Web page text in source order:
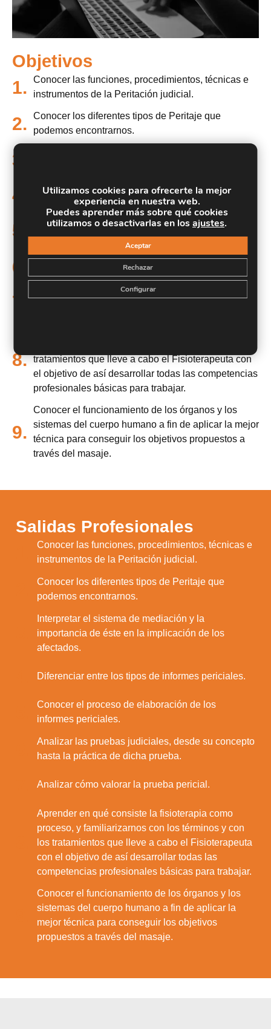
Objetivos
1.
Conocer las funciones, procedimientos, técnicas e
instrumentos de la Peritación judicial.
2.
Conocer los diferentes tipos de Peritaje que
podemos encontrarnos.
3.
4. Diferenciar entre los tipos de informes periciales.
5.
Conocer el proceso de elaboración de los informes
periciales.
6.
Analizar las pruebas judiciales, desde su concepto
hasta la práctica de dicha prueba.
7.
8. tratamientos que lleve a cabo el Fisioterapeuta con
el objetivo de así desarrollar todas las competencias
profesionales básicas para trabajar.
9.
Conocer el funcionamiento de los órganos y los
sistemas del cuerpo humano a fin de aplicar la mejor
técnica para conseguir los objetivos propuestos a
través del masaje.
Salidas Profesionales
Conocer las funciones, procedimientos, técnicas e
instrumentos de la Peritación judicial.
Conocer los diferentes tipos de Peritaje que
podemos encontrarnos.
Interpretar el sistema de mediación y la
importancia de éste en la implicación de los
afectados.
Diferenciar entre los tipos de informes periciales.
Conocer el proceso de elaboración de los
informes periciales.
Analizar las pruebas judiciales, desde su concepto
hasta la práctica de dicha prueba.
Analizar cómo valorar la prueba pericial.
Aprender en qué consiste la fisioterapia como
proceso, y familiarizarnos con los términos y con
los tratamientos que lleve a cabo el Fisioterapeuta
con el objetivo de así desarrollar todas las
competencias profesionales básicas para trabajar.
Conocer el funcionamiento de los órganos y los
sistemas del cuerpo humano a fin de aplicar la
mejor técnica para conseguir los objetivos
propuestos a través del masaje.
Utilizamos cookies para ofrecerte la mejor
experiencia en nuestra web.
Puedes aprender más sobre qué cookies
utilizamos o desactivarlas en losajustes.
Aceptar
Rechazar
Configurar